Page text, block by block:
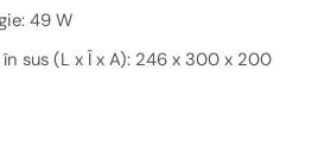
49 W
sus (L x Î x A): 246 x 300 x 200